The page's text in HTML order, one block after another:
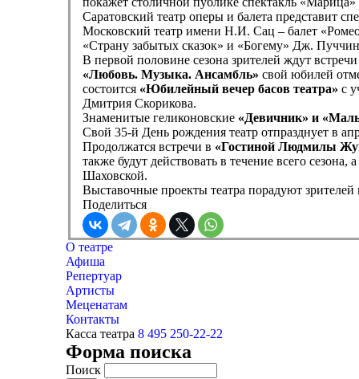
Саратовский театр оперы и балета представит
Московский театр имени Н.И. Сац – балет
«Страну забытых сказок» и «Богему» Дж.
В первой половине сезона зрителей ждут
«Любовь. Музыка. Ансамбль» свой юбилей
состоится «Юбилейный вечер басов театра» с
Дмитрия Скорикова.
Знаменитые геликоновские «Девичник» и
Свой 35-й День рождения театр отпразднует в
Продолжатся встречи в «Гостиной Людмилы
также будут действовать в течение всего
Шаховской.
Выставочные проекты театра порадуют
Поделиться
О театре
Афиша
Репертуар
Артисты
Меценатам
Контакты
Касса театра 8 495 250-22-22
Форма поиска
Поиск